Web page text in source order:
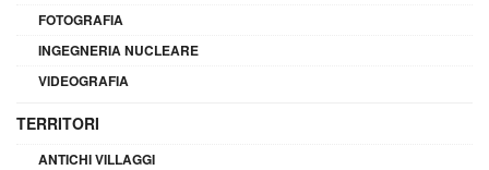
FOTOGRAFIA
INGEGNERIA NUCLEARE
VIDEOGRAFIA
TERRITORI
ANTICHI VILLAGGI